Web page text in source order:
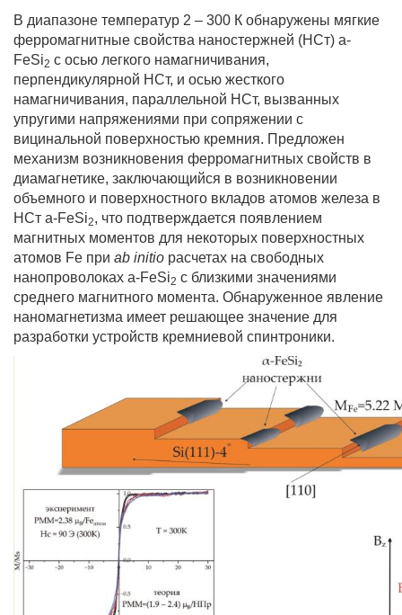
В диапазоне температур 2 – 300 К обнаружены мягкие
ферромагнитные свойства наностержней (НСт) a-
FeSi2 с осью легкого намагничивания,
перпендикулярной НСт, и осью жесткого
намагничивания, параллельной НСт, вызванных
упругими напряжениями при сопряжении с
вицинальной поверхностью кремния. Предложен
механизм возникновения ферромагнитных свойств в
диамагнетике, заключающийся в возникновении
объемного и поверхностного вкладов атомов железа в
НСт a-FeSi2, что подтверждается появлением
магнитных моментов для некоторых поверхностных
атомов Fe при ab initio расчетах на свободных
нанопроволоках a-FeSi2 с близкими значениями
среднего магнитного момента. Обнаруженное явление
наномагнетизма имеет решающее значение для
разработки устройств кремниевой спинтроники.